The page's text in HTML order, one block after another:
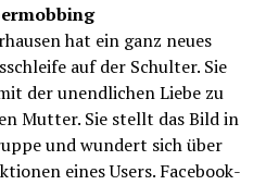
hat ein ganz neues
auf der Schulter. Sie
der unendlichen Liebe zu
Mutter. Sie stellt das Bild in
und wundert sich über
eines Users. Facebook-